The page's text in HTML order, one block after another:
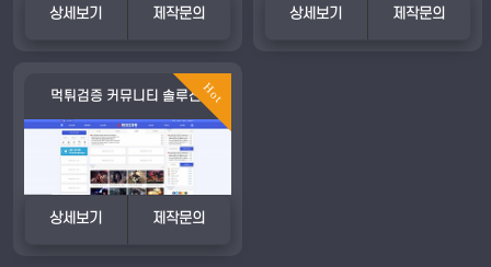
상세보기 제작문의 상세보기 제작문의
Hot
먹튀검증 커뮤니티 솔루션.
상세보기 제작문의